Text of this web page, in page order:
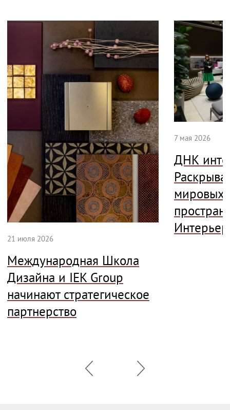
21 июля 2026
Международная Школа
Дизайна и IEK Group
начинают стратегическое
партнерство
7 мая 2026
ДНК
мировых
Интерьер